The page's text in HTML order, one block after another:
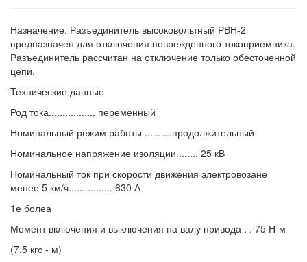
Назначение. Разъединитель высоковольтный РВН-2
предназначен для отключения поврежденного токоприемника.
Разъединитель рассчитан на отключение только обесточенной
цепи.
Технические данные
Род тока................. переменный
Номинальный режим работы ..........продолжительный
Номинальное напряжение изоляции........ 25 кВ
Номинальный ток при скорости движения электровозане
менее 5 км/ч................ 630 А
1е болеа
Момент включения и выключения на валу привода . . 75 Н-м
(7,5 кгс - м)